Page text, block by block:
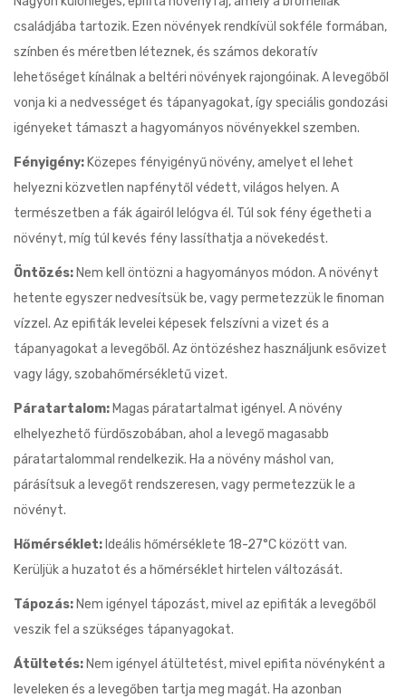
családjába tartozik. Ezen növények rendkívül sokféle formában,
színben és méretben léteznek, és számos dekoratív
lehetőséget kínálnak a beltéri növények rajongóinak. A levegőből
vonja ki a nedvességet és tápanyagokat, így speciális gondozási
igényeket támaszt a hagyományos növényekkel szemben.
Fényigény: Közepes fényigényű növény, amelyet el lehet
helyezni közvetlen napfénytől védett, világos helyen. A
természetben a fák ágairól lelógva él. Túl sok fény égetheti a
növényt, míg túl kevés fény lassíthatja a növekedést.
Öntözés: Nem kell öntözni a hagyományos módon. A növényt
hetente egyszer nedvesítsük be, vagy permetezzük le finoman
vízzel. Az epifiták levelei képesek felszívni a vizet és a
tápanyagokat a levegőből. Az öntözéshez használjunk esővizet
vagy lágy, szobahőmérsékletű vizet.
Páratartalom: Magas páratartalmat igényel. A növény
elhelyezhető fürdőszobában, ahol a levegő magasabb
páratartalommal rendelkezik. Ha a növény máshol van,
párásítsuk a levegőt rendszeresen, vagy permetezzük le a
növényt.
Hőmérséklet: Ideális hőmérséklete 18-27°C között van.
Kerüljük a huzatot és a hőmérséklet hirtelen változását.
Tápozás: Nem igényel tápozást, mivel az epifiták a levegőből
veszik fel a szükséges tápanyagokat.
Átültetés: Nem igényel átültetést, mivel epifita növényként a
leveleken és a levegőben tartja meg magát. Ha azonban